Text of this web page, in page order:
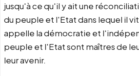
jusqu'à ce qu'il y ait une
du peuple et l'Etat dans lequel il
appelle la démocratie et
peuple et l'Etat sont maîtres de
leur avenir.